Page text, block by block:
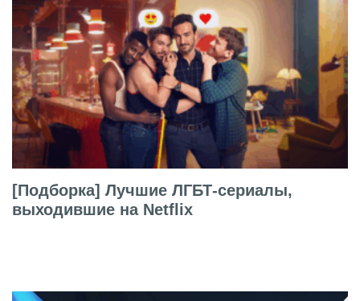
[Подборка] Лучшие ЛГБТ-сериалы,
выходившие на Netflix